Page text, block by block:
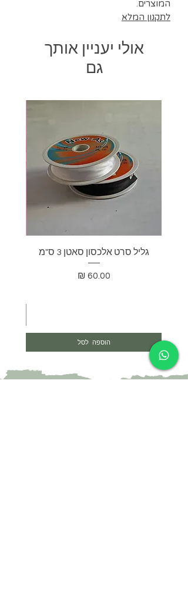
המוצרים.
לתקנון המלא
אולי יעניין אותך
גם
גליל סרט אלכסון סאטן 3 ס"מ
מחיר
הוספה לסל